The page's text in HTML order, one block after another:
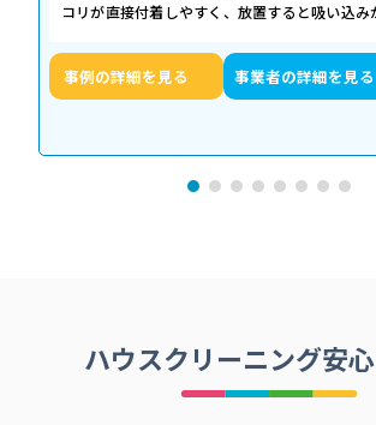
コリが直接付着しやすく、放置すると吸い込み
事例の詳細を見る 事業者の詳細を見る
ハウスクリーニング安